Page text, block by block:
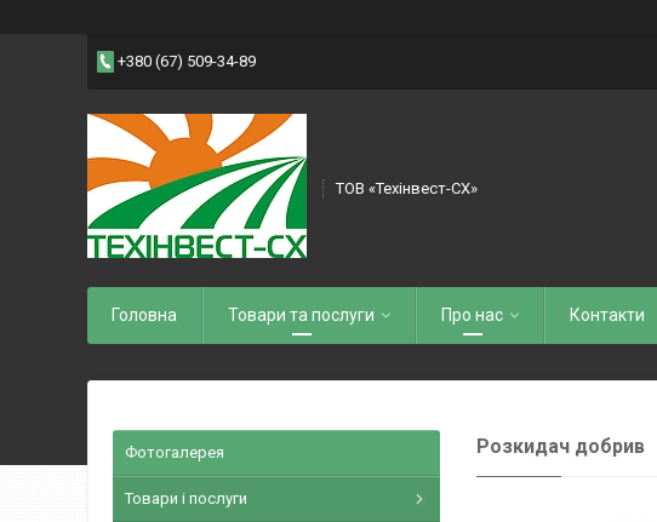
+380 (67) 509-34-89
ТОВ «Техінвест-СХ»
Головна Товари та послуги Про нас Контакти
Розкидач добрив
Фотогалерея
Товари і послуги